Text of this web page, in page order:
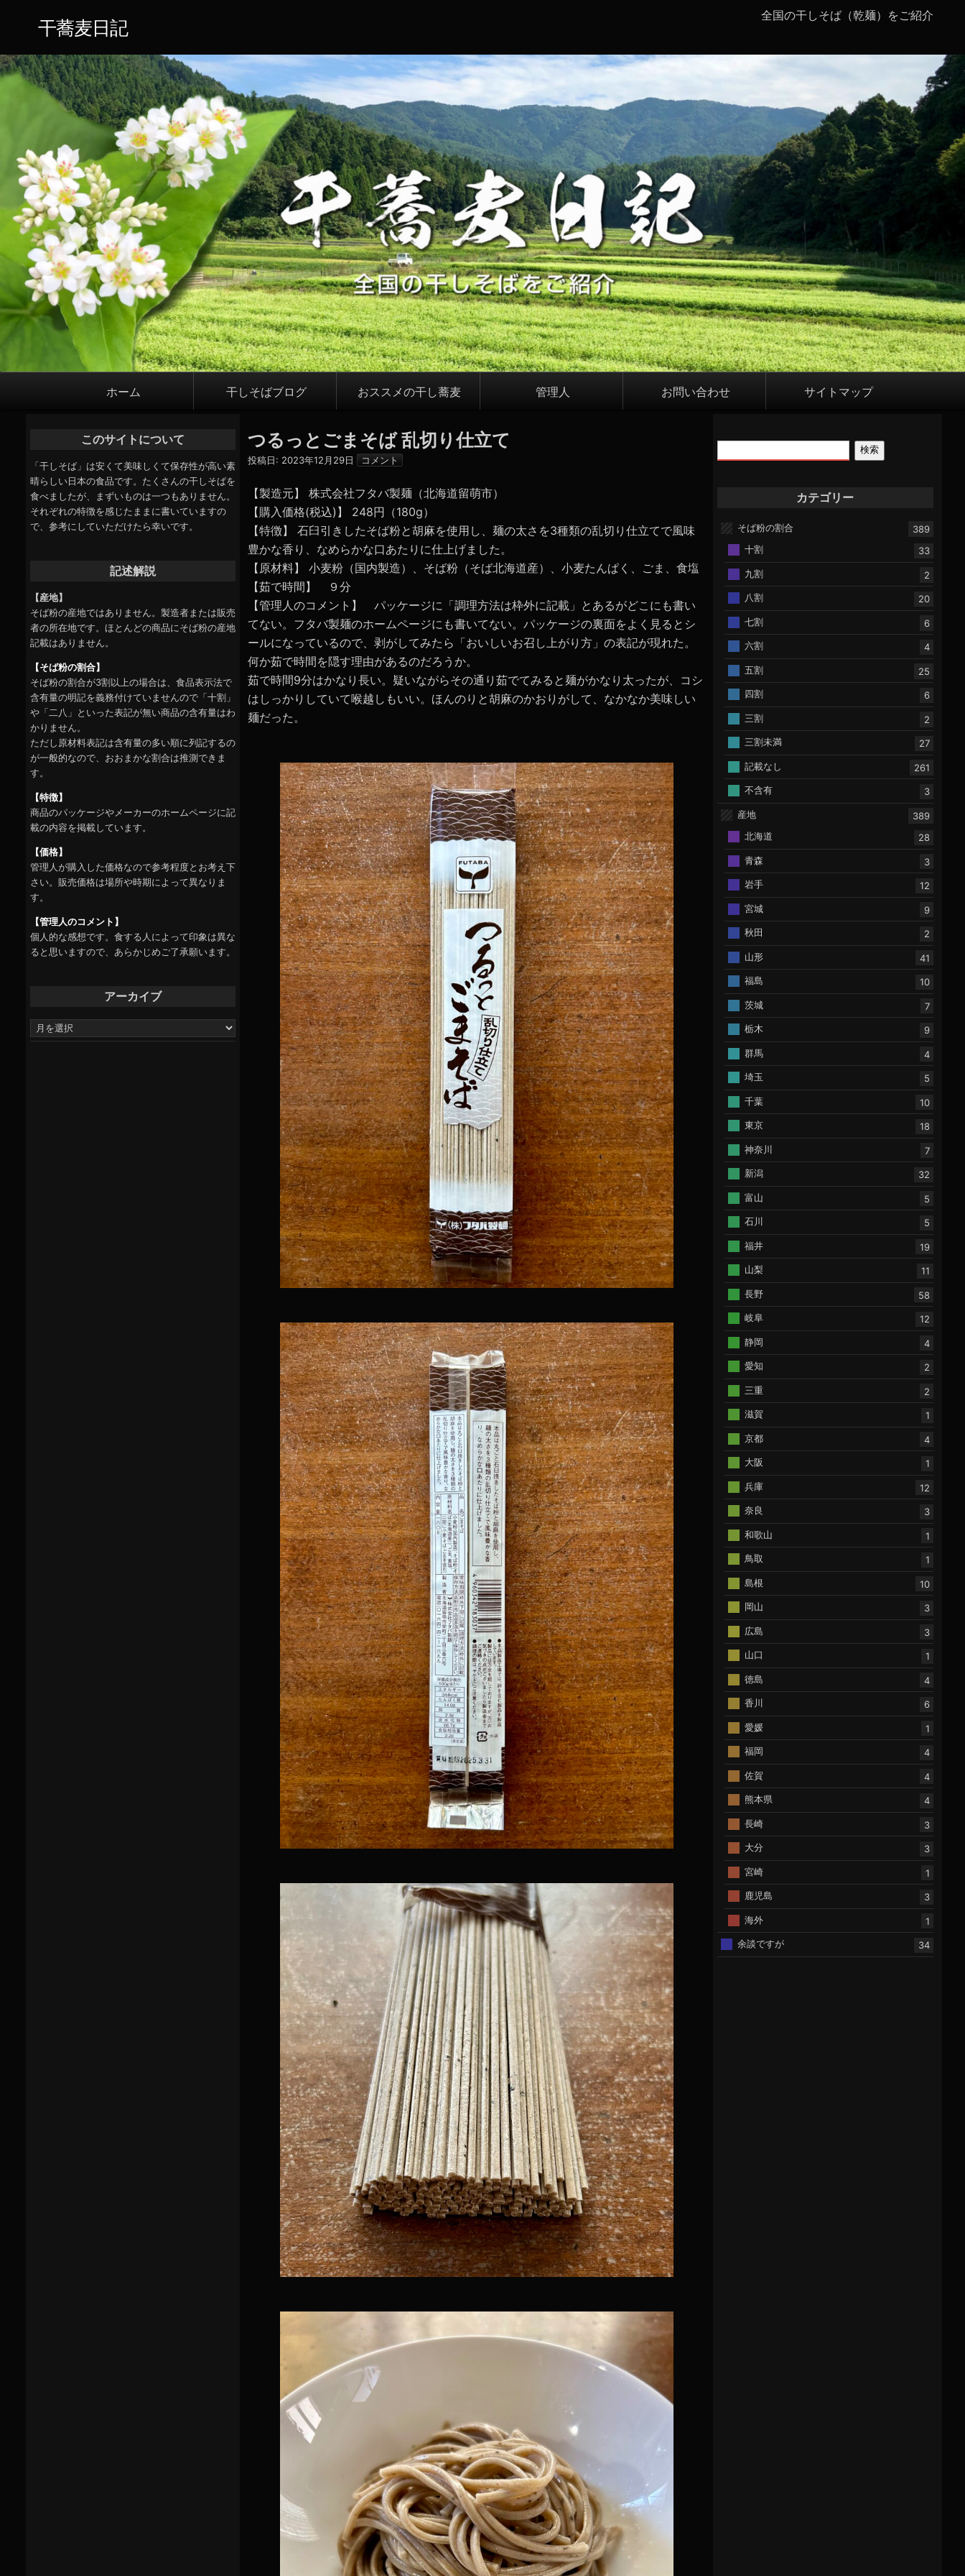
ツ
干蕎麦日記
全国の干しそば（乾麺）をご紹介
ホーム 干しそばブログ おススメの干し蕎麦 管理人 お問い合わせ サイトマップ
つるっとごまそば 乱切り仕立て
投稿日: 2023年12月29日 コメント
【製造元】 株式会社フタバ製麺（北海道留萌市）
【購入価格(税込)】 248円（180g）
【特徴】 石臼引きしたそば粉と胡麻を使用し、麺の太さを3種類の乱切り仕立てで風味
豊かな香り、なめらかな口あたりに仕上げました。
【原材料】 小麦粉（国内製造）、そば粉（そば北海道産）、小麦たんぱく、ごま、食塩
【茹で時間】 ９分
【管理人のコメント】 パッケージに「調理方法は枠外に記載」とあるがどこにも書い
てない。フタバ製麺のホームページにも書いてない。パッケージの裏面をよく見るとシ
ールになっているので、剥がしてみたら「おいしいお召し上がり方」の表記が現れた。
何か茹で時間を隠す理由があるのだろうか。
茹で時間9分はかなり長い。疑いながらその通り茹でてみると麺がかなり太ったが、コシ
はしっかりしていて喉越しもいい。ほんのりと胡麻のかおりがして、なかなか美味しい
麺だった。
検索
カテゴリー
そば粉の割合
389
十割
33
九割
2
八割
20
七割
6
六割
4
五割
25
四割
6
三割
2
三割未満
27
記載なし
261
不含有
3
産地
389
北海道
28
青森
3
岩手
12
宮城
9
秋田
2
山形
41
福島
10
茨城
7
栃木
9
群馬
4
埼玉
5
千葉
10
東京
18
神奈川
7
新潟
32
富山
5
石川
5
福井
19
山梨
11
長野
58
岐阜
12
静岡
4
愛知
2
三重
2
滋賀
1
京都
4
大阪
1
兵庫
12
奈良
3
和歌山
1
鳥取
1
島根
10
岡山
3
広島
3
山口
1
徳島
4
香川
6
愛媛
1
福岡
4
佐賀
4
熊本県
4
長崎
3
大分
3
宮崎
1
鹿児島
3
海外
1
余談ですが
34
このサイトについて
「干しそば」は安くて美味しくて保存性が高い素
晴らしい日本の食品です。たくさんの干しそばを
食べましたが、まずいものは一つもありません。
それぞれの特徴を感じたままに書いていますの
で、参考にしていただけたら幸いです。
記述解説
【産地】
そば粉の産地ではありません。製造者または販売
者の所在地です。ほとんどの商品にそば粉の産地
記載はありません。
【そば粉の割合】
そば粉の割合が3割以上の場合は、食品表示法で
含有量の明記を義務付けていませんので「十割」
や「二八」といった表記が無い商品の含有量はわ
かりません。
ただし原材料表記は含有量の多い順に列記するの
が一般的なので、おおまかな割合は推測できま
す。
【特徴】
商品のパッケージやメーカーのホームページに記
載の内容を掲載しています。
【価格】
管理人が購入した価格なので参考程度とお考え下
さい。販売価格は場所や時期によって異なりま
す。
【管理人のコメント】
個人的な感想です。食する人によって印象は異な
ると思いますので、あらかじめご了承願います。
アーカイブ
ア
ー